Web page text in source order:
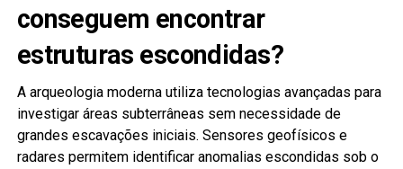
conseguem encontrar
estruturas escondidas?
A arqueologia moderna utiliza tecnologias avançadas para
investigar áreas subterrâneas sem necessidade de
grandes escavações iniciais. Sensores geofísicos e
radares permitem identificar anomalias escondidas sob o